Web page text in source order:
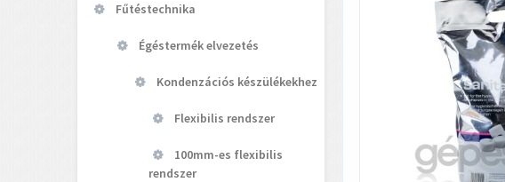
Fűtéstechnika
Égéstermék elvezetés
Kondenzációs készülékekhez
Flexibilis rendszer
100mm-es flexibilis
rendszer